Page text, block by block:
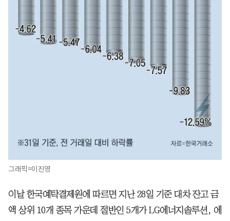
그래픽=이진영
이날 한국예탁결제원에 따르면 지난 28일 기준 대차 잔고 금
액 상위 10개 종목 가운데 절반인 5개가 LG에너지솔루션, 에